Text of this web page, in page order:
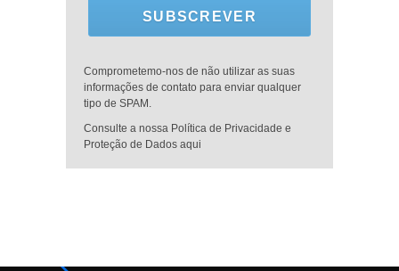
SUBSCREVER
Comprometemo-nos de não utilizar as suas
informações de contato para enviar qualquer
tipo de SPAM.
Consulte a nossa Política de Privacidade e
Proteção de Dados aqui